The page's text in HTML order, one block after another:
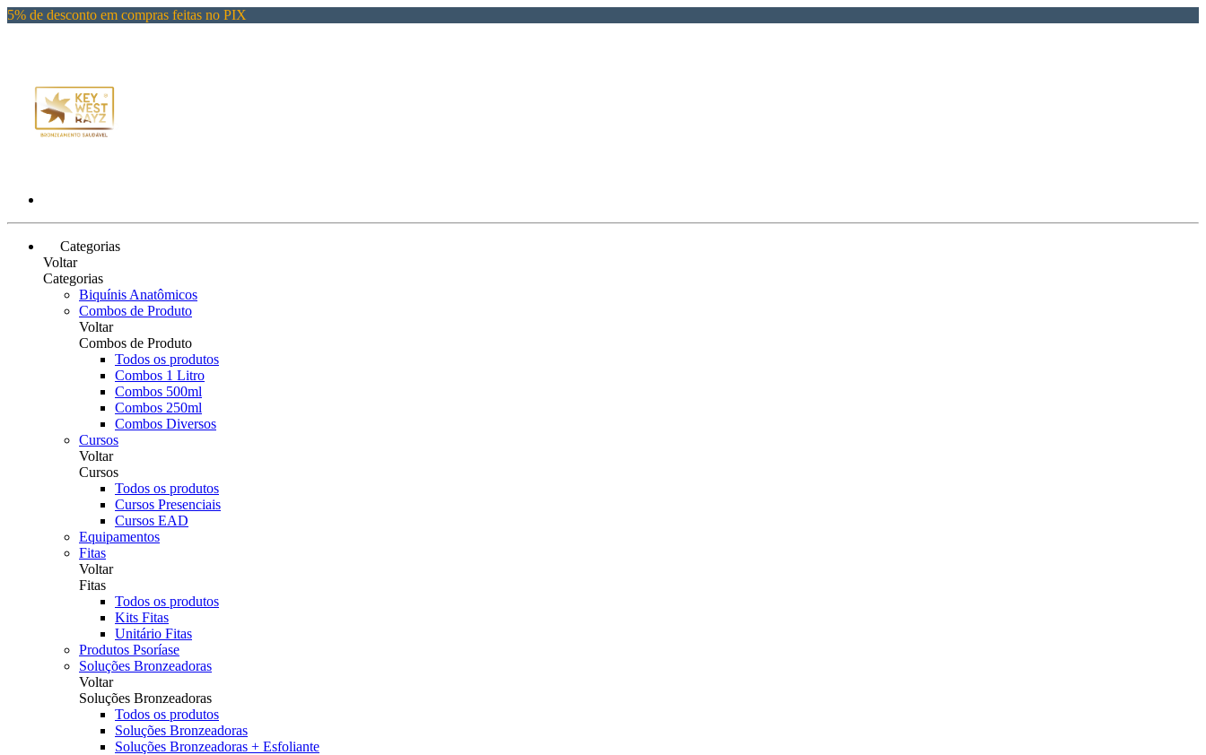
5% de desconto em compras feitas no PIX
Categorias
Voltar
Categorias
Biquínis Anatômicos
Combos de Produto
Voltar
Combos de Produto
Todos os produtos
Combos 1 Litro
Combos 500ml
Combos 250ml
Combos Diversos
Cursos
Voltar
Cursos
Todos os produtos
Cursos Presenciais
Cursos EAD
Equipamentos
Fitas
Voltar
Fitas
Todos os produtos
Kits Fitas
Unitário Fitas
Produtos Psoríase
Soluções Bronzeadoras
Voltar
Soluções Bronzeadoras
Todos os produtos
Soluções Bronzeadoras
Soluções Bronzeadoras + Esfoliante